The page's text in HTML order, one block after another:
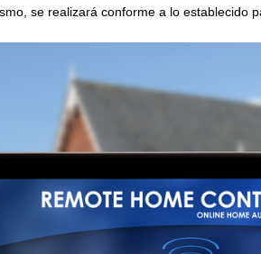
se realizará conforme a lo establecido